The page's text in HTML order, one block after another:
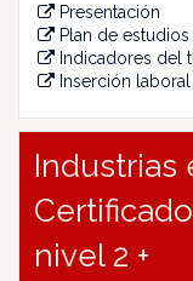
Presentación
Plan de estudios
Indicadores del
Inserción laboral
Industrias
nivel 2 +